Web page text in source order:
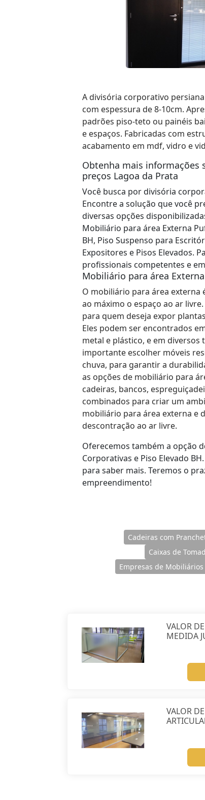
A divisória corporativo
com espessura de 8-10cm.
padrões piso-teto ou painéis
e espaços. Fabricadas com
acabamento em mdf, vidro e
Obtenha mais informações
preços Lagoa da Prata
Você busca por divisória
Encontre a solução que você
diversas opções
Mobiliário para área Externa
BH, Piso Suspenso para
Expositores e Pisos Elevados.
profissionais competentes e
Mobiliário para área
O mobiliário para área externa
ao máximo o espaço ao ar
para quem deseja expor
Eles podem ser encontrados
metal e plástico, e em
importante escolher móveis
chuva, para garantir a
as opções de mobiliário para
cadeiras, bancos,
combinados para criar um
mobiliário para área externa e
descontração ao ar livre.
Oferecemos também a opção
Corporativas e Piso Elevado
para saber mais. Teremos o
empreendimento!
Cadeiras com
Caixas de
Empresas de
VALOR
MEDIDA
VALOR